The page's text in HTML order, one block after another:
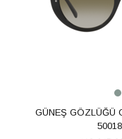
GÜNEŞ GÖZLÜĞÜ